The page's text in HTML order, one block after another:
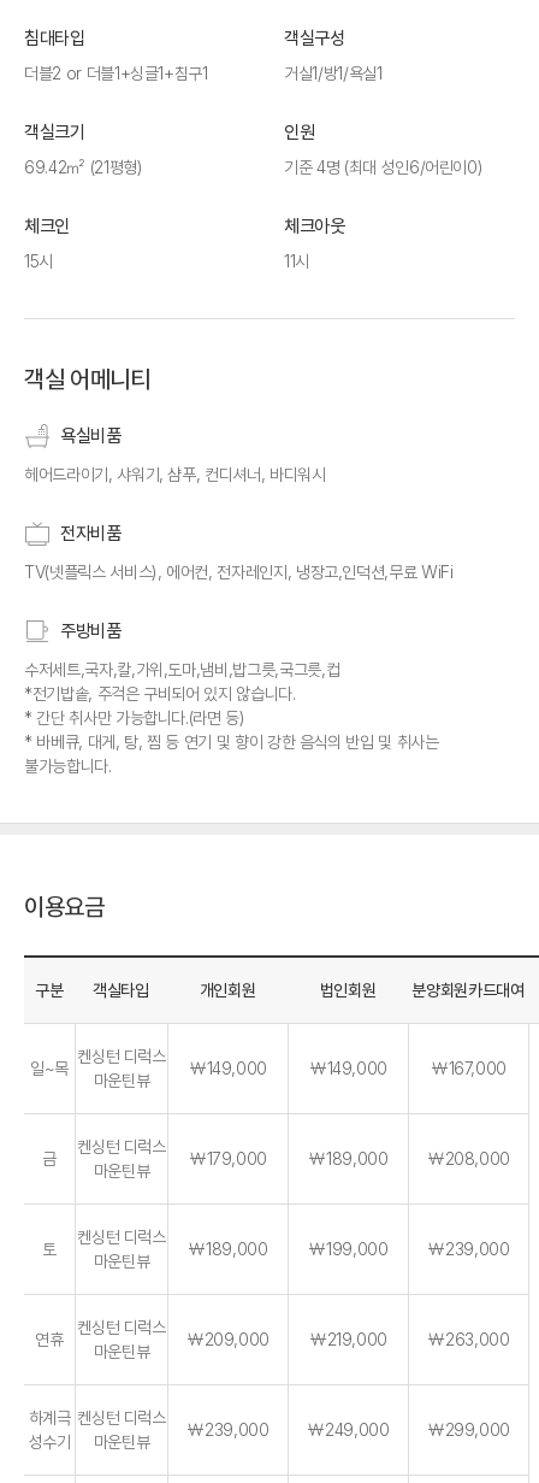
침대타입
더블2 or 더블1+싱글1+침구1
객실구성
거실1/방1/욕실1
객실크기
69.42㎡ (21평형)
인원
기준 4명 (최대 성인6/어린이0)
체크인
15시
체크아웃
11시
객실 어메니티
욕실비품
헤어드라이기, 샤워기, 샴푸, 컨디셔너, 바디워시
전자비품
TV(넷플릭스 서비스), 에어컨, 전자레인지, 냉장고,인덕션,무료 WiFi
주방비품
수저세트,국자,칼,가위,도마,냄비,밥그릇,국그릇,컵
*전기밥솥, 주걱은 구비되어 있지 않습니다.
* 간단 취사만 가능합니다.(라면 등)
* 바베큐, 대게, 탕, 찜 등 연기 및 향이 강한 음식의 반입 및 취사는
불가능합니다.
이용요금
구분 객실타입 개인회원 법인회원 분양회원카드대여
일~목
켄싱턴 디럭스
마운틴뷰
￦149,000 ￦149,000 ￦167,000
금
켄싱턴 디럭스
마운틴뷰
￦179,000 ￦189,000 ￦208,000
토
켄싱턴 디럭스
마운틴뷰
￦189,000 ￦199,000 ￦239,000
연휴
켄싱턴 디럭스
마운틴뷰
￦209,000 ￦219,000 ￦263,000
하계극
성수기
켄싱턴 디럭스
마운틴뷰
￦239,000 ￦249,000 ￦299,000